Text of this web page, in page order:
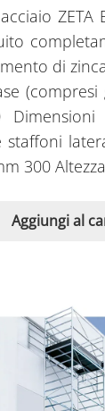
ZETA
di
staffoni
300
Aggiungi al